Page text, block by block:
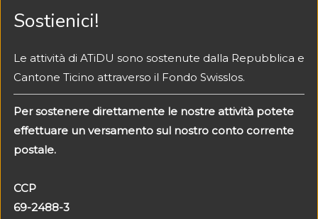
Sostienici!
Le attività di ATiDU sono sostenute dalla Repubblica e
Cantone Ticino attraverso il Fondo Swisslos.
Per sostenere direttamente le nostre attività potete
effettuare un versamento sul nostro conto corrente
postale.
CCP
69-2488-3